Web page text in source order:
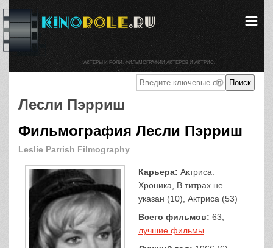
Лесли Пэрриш
Фильмография Лесли Пэрриш
Leslie Parrish Filmography
Карьера: Актриса:
Хроника, В титрах не
указан (10), Актриса (53)
Всего фильмов: 63,
лучшие фильмы
АКТЕРЫ И РОЛИ. ФИЛЬМОГРАФИИ АКТЕРОВ И АКТРИС.